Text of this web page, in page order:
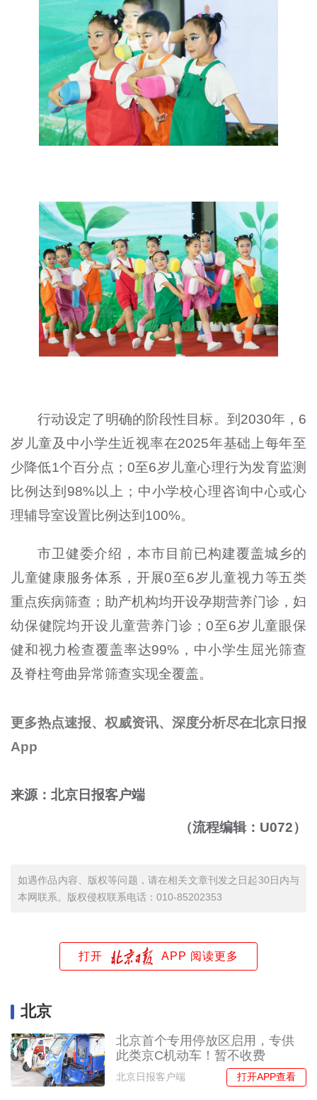
行动设定了明确的阶段性目标。到2030年，6
岁儿童及中小学生近视率在2025年基础上每年至
少降低1个百分点；0至6岁儿童心理行为发育监测
比例达到98%以上；中小学校心理咨询中心或心
理辅导室设置比例达到100%。
市卫健委介绍，本市目前已构建覆盖城乡的
儿童健康服务体系，开展0至6岁儿童视力等五类
重点疾病筛查；助产机构均开设孕期营养门诊，妇
幼保健院均开设儿童营养门诊；0至6岁儿童眼保
健和视力检查覆盖率达99% ，中小学生屈光筛查
及脊柱弯曲异常筛查实现全覆盖。
更多热点速报、权威资讯、深度分析尽在北京日报
App
来源：北京日报客户端
（流程编辑：U072）
如遇作品内容、版权等问题，请在相关文章刊发之日起30日内与
本网联系。版权侵权联系电话：010-85202353
打开 APP 阅读更多
北京
北京首个专用停放区启用，专供
此类京C机动车！暂不收费
北京日报客户端 打开APP查看